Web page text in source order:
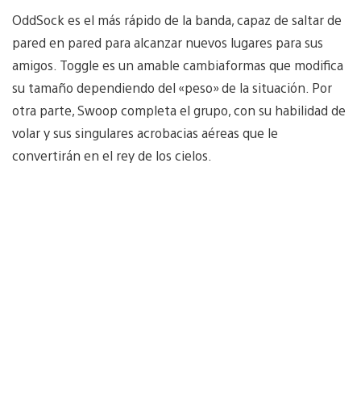
OddSock es el más rápido de la banda, capaz de saltar de
pared en pared para alcanzar nuevos lugares para sus
amigos. Toggle es un amable cambiaformas que modifica
su tamaño dependiendo del «peso» de la situación. Por
otra parte, Swoop completa el grupo, con su habilidad de
volar y sus singulares acrobacias aéreas que le
convertirán en el rey de los cielos.